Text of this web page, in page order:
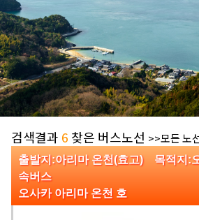
검색결과 6 찾은 버스노선 >>모든 노
출발지:아리마 온천(효고) 목적지:
속버스
오사카 아리마 온천 호